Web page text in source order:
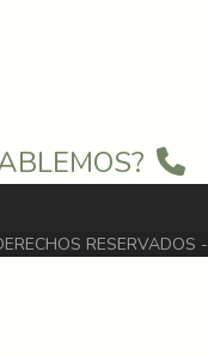
RESERVADOS -